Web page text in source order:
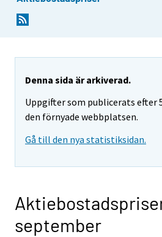
Denna sida är arkiverad.
Uppgifter som publicerats efter
den förnyade webbplatsen.
Gå till den nya statistiksidan.
september